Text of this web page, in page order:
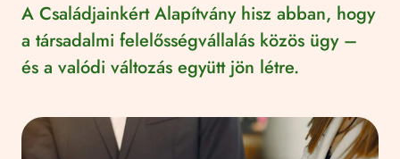
A Családjainkért Alapítvány hisz abban, hogy
a társadalmi felelősségvállalás közös ügy –
és a valódi változás együtt jön létre.